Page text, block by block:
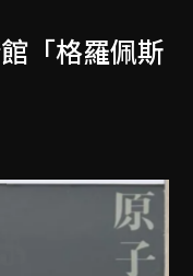
「格羅佩斯